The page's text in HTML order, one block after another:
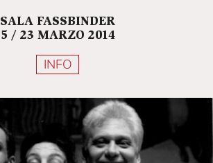
SALA FASSBINDER
5 / 23 MARZO 2014
INFO